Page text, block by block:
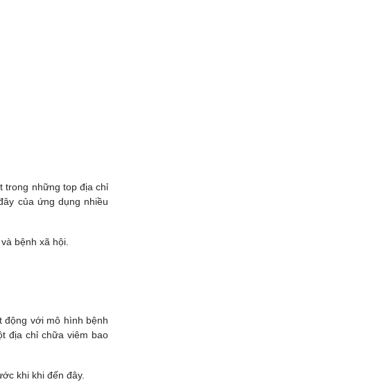
trong những top địa chỉ
của ứng dụng nhiều
bệnh xã hội.
động với mô hình bệnh
địa chỉ chữa viêm bao
khi khi đến đây.